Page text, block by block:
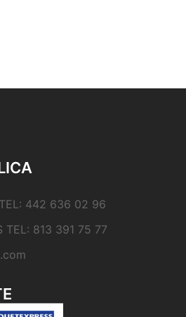
TEL: 442 636 02 96
TEL: 813 391 75 77